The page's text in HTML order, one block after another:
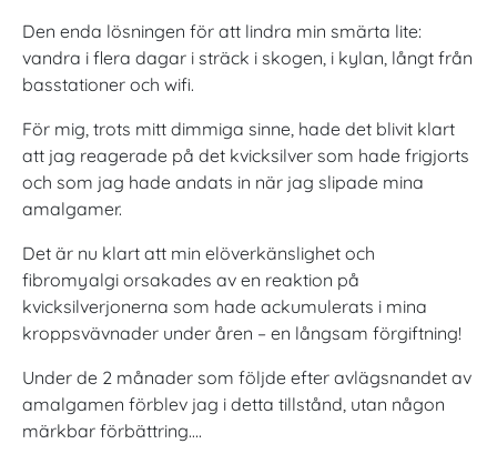
Den enda lösningen för att lindra min smärta lite:
vandra i flera dagar i sträck i skogen, i kylan, långt från
basstationer och wifi.
För mig, trots mitt dimmiga sinne, hade det blivit klart
att jag reagerade på det kvicksilver som hade frigjorts
och som jag hade andats in när jag slipade mina
amalgamer.
Det är nu klart att min elöverkänslighet och
fibromyalgi orsakades av en reaktion på
kvicksilverjonerna som hade ackumulerats i mina
kroppsvävnader under åren – en långsam förgiftning!
Under de 2 månader som följde efter avlägsnandet av
amalgamen förblev jag i detta tillstånd, utan någon
märkbar förbättring….